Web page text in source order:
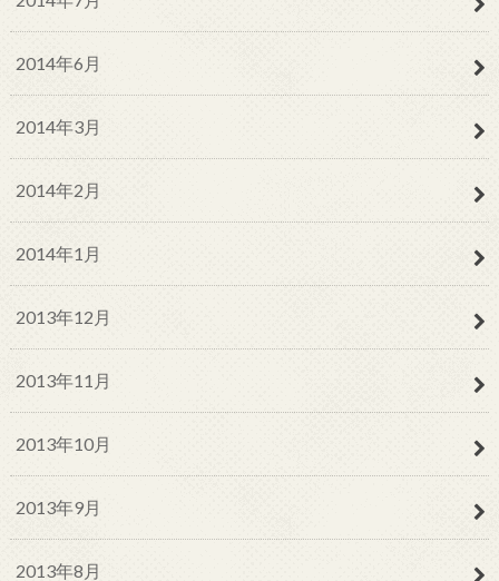
2014年6月
2014年3月
2014年2月
2014年1月
2013年12月
2013年11月
2013年10月
2013年9月
2013年8月